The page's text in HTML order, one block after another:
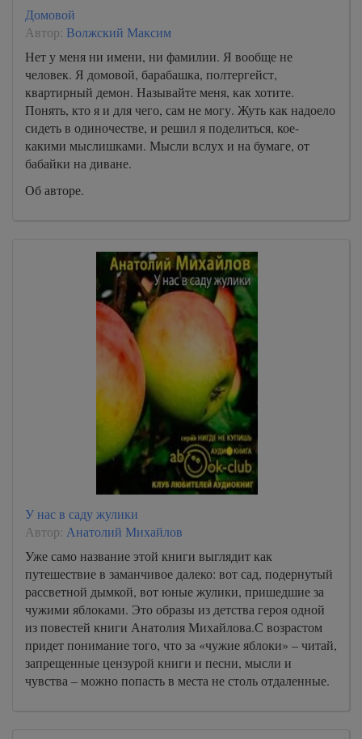
Домовой
Автор: Волжский Максим
Нет у меня ни имени, ни фамилии. Я вообще не
человек. Я домовой, барабашка, полтергейст,
квартирный демон. Называйте меня, как хотите.
Понять, кто я и для чего, сам не могу. Жуть как надоело
сидеть в одиночестве, и решил я поделиться, кое-
какими мыслишками. Мысли вслух и на бумаге, от
бабайки на диване.
Об авторе.
У нас в саду жулики
Автор: Анатолий Михайлов
Уже само название этой книги выглядит как
путешествие в заманчивое далеко: вот сад, подернутый
рассветной дымкой, вот юные жулики, пришедшие за
чужими яблоками. Это образы из детства героя одной
из повестей книги Анатолия Михайлова.С возрастом
придет понимание того, что за «чужие яблоки» – читай,
запрещенные цензурой книги и песни, мысли и
чувства – можно попасть в места не столь отдаленные.